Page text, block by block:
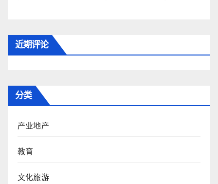
近期评论
分类
产业地产
教育
文化旅游